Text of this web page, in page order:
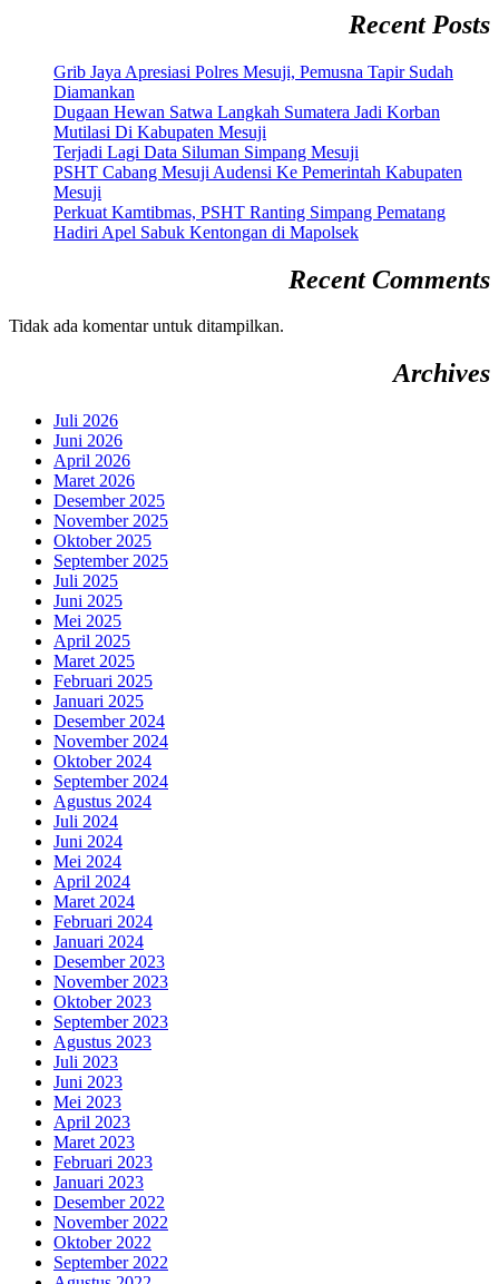
Recent Posts
Grib Jaya Apresiasi Polres Mesuji, Pemusna Tapir Sudah
Diamankan
Dugaan Hewan Satwa Langkah Sumatera Jadi Korban
Mutilasi Di Kabupaten Mesuji
Terjadi Lagi Data Siluman Simpang Mesuji
PSHT Cabang Mesuji Audensi Ke Pemerintah Kabupaten
Mesuji
Perkuat Kamtibmas, PSHT Ranting Simpang Pematang
Hadiri Apel Sabuk Kentongan di Mapolsek
Recent Comments
Tidak ada komentar untuk ditampilkan.
Archives
Juli 2026
Juni 2026
April 2026
Maret 2026
Desember 2025
November 2025
Oktober 2025
September 2025
Juli 2025
Juni 2025
Mei 2025
April 2025
Maret 2025
Februari 2025
Januari 2025
Desember 2024
November 2024
Oktober 2024
September 2024
Agustus 2024
Juli 2024
Juni 2024
Mei 2024
April 2024
Maret 2024
Februari 2024
Januari 2024
Desember 2023
November 2023
Oktober 2023
September 2023
Agustus 2023
Juli 2023
Juni 2023
Mei 2023
April 2023
Maret 2023
Februari 2023
Januari 2023
Desember 2022
November 2022
Oktober 2022
September 2022